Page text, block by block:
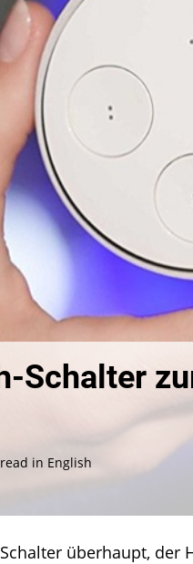
Schalter
read in English
überhaupt, der